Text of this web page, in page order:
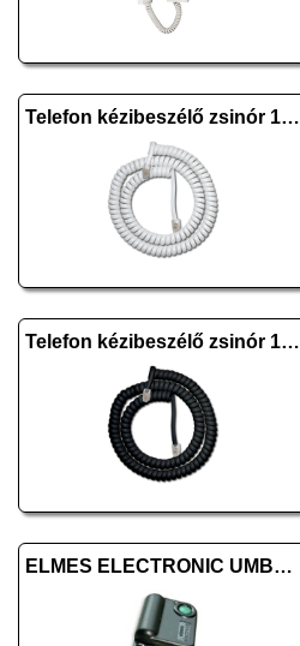
Telefon kézibeszélő zsinór 1,8m fehér
Telefon kézibeszélő zsinór 1,8m fekete
ELMES ELECTRONIC UMB100H T